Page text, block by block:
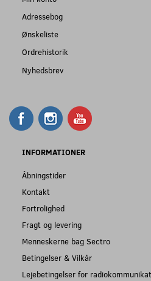
Adressebog
Ønskeliste
Ordrehistorik
Nyhedsbrev
INFORMATIONER
Åbningstider
Kontakt
Fortrolighed
Fragt og levering
Menneskerne bag Sectro
Betingelser & Vilkår
Lejebetingelser for